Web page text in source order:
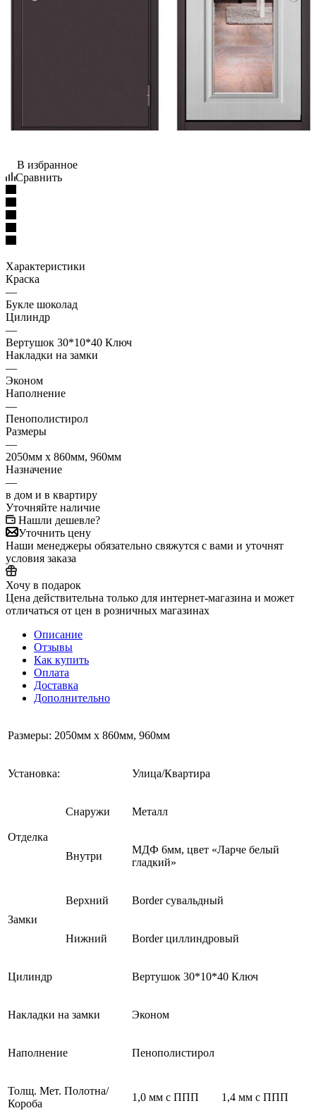
В избранное
Сравнить
Характеристики
Краска
—
Букле шоколад
Цилиндр
—
Вертушок 30*10*40 Ключ
Накладки на замки
—
Эконом
Наполнение
—
Пенополистирол
Размеры
—
2050мм х 860мм, 960мм
Назначение
—
в дом и в квартиру
Уточняйте наличие
Нашли дешевле?
Уточнить цену
Наши менеджеры обязательно свяжутся с вами и уточнят
условия заказа
Хочу в подарок
Цена действительна только для интернет-магазина и может
отличаться от цен в розничных магазинах
Описание
Отзывы
Как купить
Оплата
Доставка
Дополнительно
Размеры: 2050мм х 860мм, 960мм
Установка: Улица/Квартира
Отделка
Снаружи Металл
Внутри
МДФ 6мм, цвет «Ларче белый
гладкий»
Замки
Верхний Border сувальдный
Нижний Border циллиндровый
Цилиндр Вертушок 30*10*40 Ключ
Накладки на замки Эконом
Наполнение Пенополистирол
Толщ. Мет. Полотна/
Короба
1,0 мм с ППП 1,4 мм с ППП